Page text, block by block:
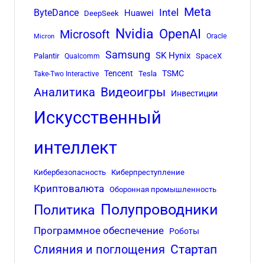
ByteDance DeepSeek Huawei Intel Meta
Micron Microsoft Nvidia OpenAI Oracle
Palantir Qualcomm Samsung SK Hynix SpaceX
Take-Two Interactive Tencent Tesla TSMC
Аналитика Видеоигры Инвестиции
Искусственный
интеллект
Кибербезопасность Киберпреступление
Криптовалюта Оборонная промышленность
Политика Полупроводники
Программное обеспечение Роботы
Слияния и поглощения Стартап